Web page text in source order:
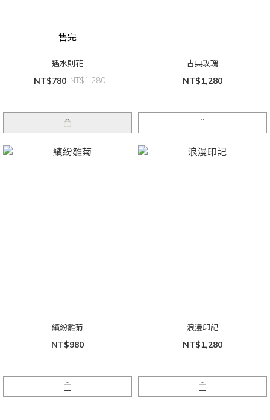
售完
遇水則花
NT$780 NT$1,280
古典玫瑰
NT$1,280
繽紛雛菊
NT$980
浪漫印記
NT$1,280